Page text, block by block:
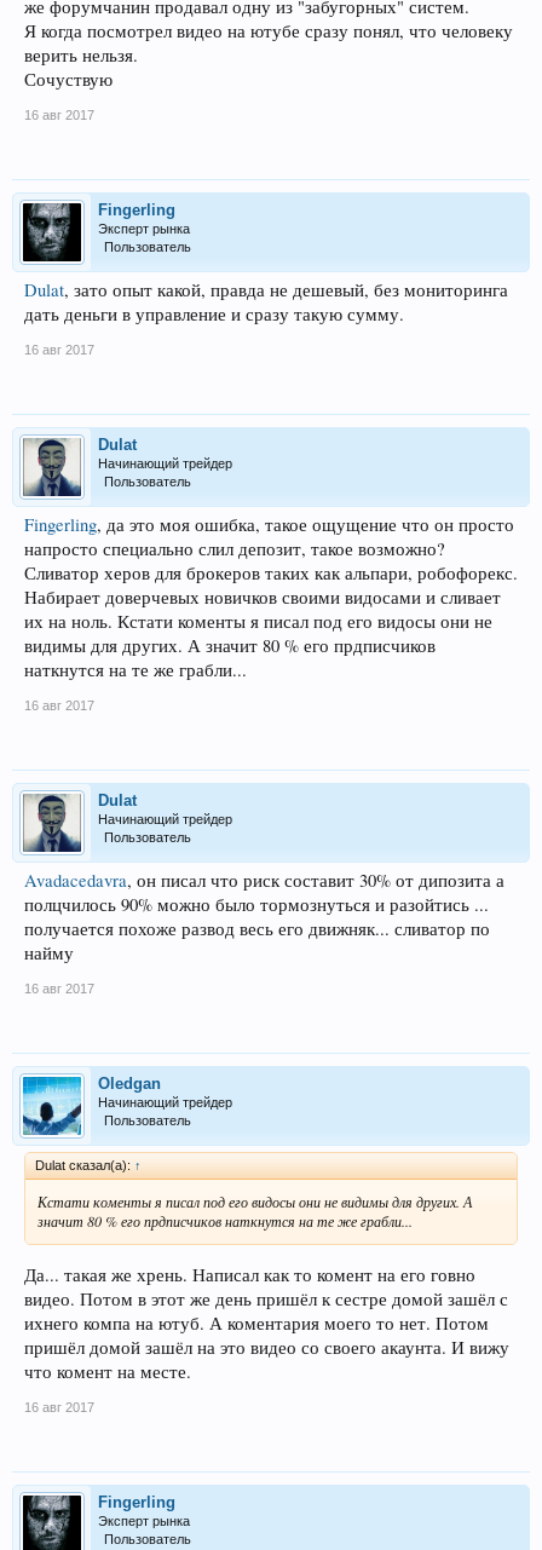
же форумчанин продавал одну из "забугорных" систем.
Я когда посмотрел видео на ютубе сразу понял, что человеку
верить нельзя.
Сочуствую
16 авг 2017
Fingerling
Эксперт рынка
Пользователь
Dulat, зато опыт какой, правда не дешевый, без мониторинга
дать деньги в управление и сразу такую сумму.
16 авг 2017
Dulat
Начинающий трейдер
Пользователь
Fingerling, да это моя ошибка, такое ощущение что он просто
напросто специально слил депозит, такое возможно?
Сливатор херов для брокеров таких как альпари, робофорекс.
Набирает доверчевых новичков своими видосами и сливает
их на ноль. Кстати коменты я писал под его видосы они не
видимы для других. А значит 80 % его прдписчиков
наткнутся на те же грабли...
16 авг 2017
Dulat
Начинающий трейдер
Пользователь
Avadacedavra, он писал что риск составит 30% от дипозита а
полцчилось 90% можно было тормознуться и разойтись ...
получается похоже развод весь его движняк... сливатор по
найму
16 авг 2017
Oledgan
Начинающий трейдер
Пользователь
Dulat сказал(а): ↑
Кстати коменты я писал под его видосы они не видимы для других. А
значит 80 % его прдписчиков наткнутся на те же грабли...
Да... такая же хрень. Написал как то комент на его говно
видео. Потом в этот же день пришёл к сестре домой зашёл с
ихнего компа на ютуб. А коментария моего то нет. Потом
пришёл домой зашёл на это видео со своего акаунта. И вижу
что комент на месте.
16 авг 2017
Fingerling
Эксперт рынка
Пользователь